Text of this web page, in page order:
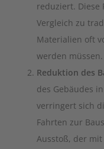
reduziert. Diese
Vergleich zu
Materialien oft
werden müssen.
Reduktion des
des Gebäudes
verringert sich
Fahrten zur
Ausstoß, der